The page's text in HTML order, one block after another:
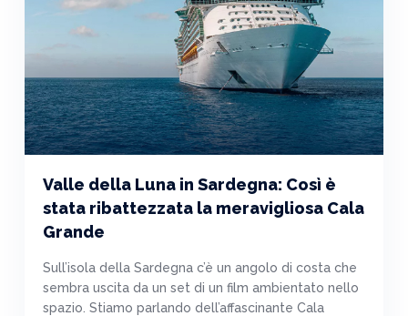
Valle della Luna in Sardegna: Così è
stata ribattezzata la meravigliosa Cala
Grande
Sull’isola della Sardegna c’è un angolo di costa che
sembra uscita da un set di un film ambientato nello
spazio. Stiamo parlando dell’affascinante Cala